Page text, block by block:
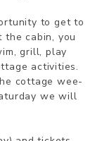
to get to
ca­bin, you
grill, play
ac­ti­vi­ties.
cot­ta­ge wee­
we will